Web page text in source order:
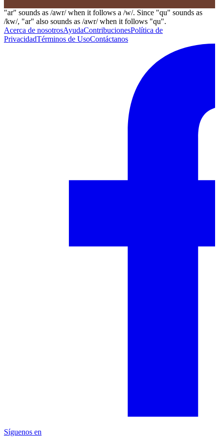
"ar" sounds as /awr/ when it follows a /w/. Since "qu" sounds as
/kw/, "ar" also sounds as /awr/ when it follows "qu".
Acerca de nosotrosAyudaContribucionesPolítica de
PrivacidadTérminos de UsoContáctanos
Síguenos en